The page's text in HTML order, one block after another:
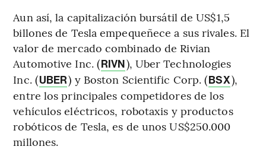
Aun así, la capitalización bursátil de US$1,5
billones de Tesla empequeñece a sus rivales. El
valor de mercado combinado de Rivian
Automotive Inc. (RIVN), Uber Technologies
Inc. (UBER) y Boston Scientific Corp. (BSX),
entre los principales competidores de los
vehículos eléctricos, robotaxis y productos
robóticos de Tesla, es de unos US$250.000
millones.